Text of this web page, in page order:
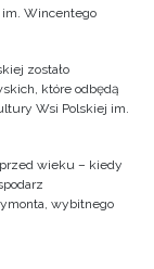
im. Wincentego
zostało
które odbędą
Wsi Polskiej im.
wieku – kiedy
wybitnego